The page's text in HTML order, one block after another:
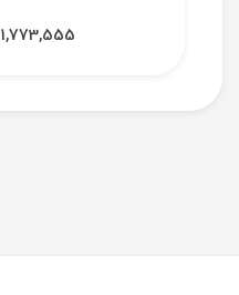
1,773,555 تومان